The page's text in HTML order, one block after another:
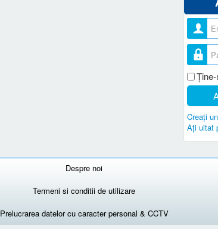
Creaţi
Aţi uitat
Despre noi
Termeni si conditii de utilizare
Prelucrarea datelor cu caracter personal & CCTV